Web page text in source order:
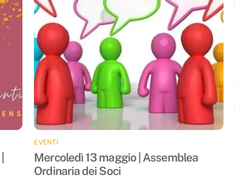
EVENTI
Mercoledì 13 maggio | Assemblea
Ordinaria dei Soci